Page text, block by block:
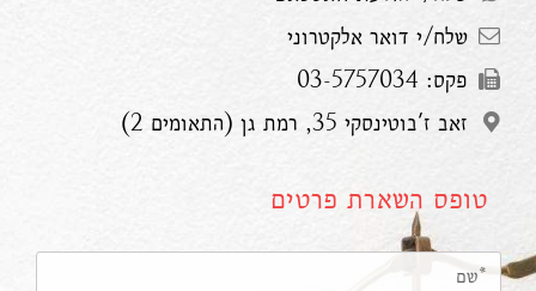
שלח/י דואר אלקטרוני
פקס: 03-5757034
זאב ז'בוטינסקי 35, רמת גן (התאומים 2)
טופס השארת פרטים